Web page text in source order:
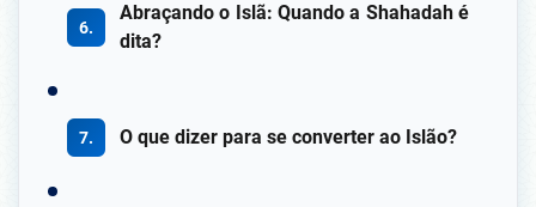
Abraçando o Islã: Quando a Shahadah é
dita?
O que dizer para se converter ao Islão?